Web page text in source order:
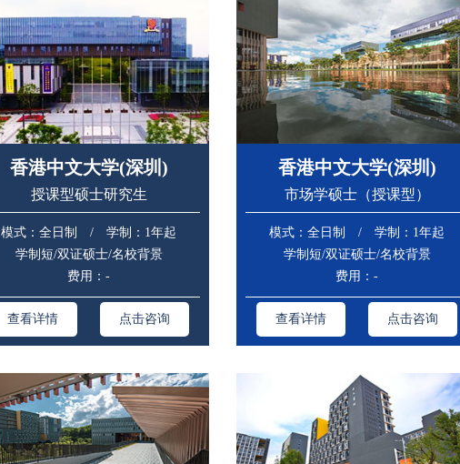
香港中文大学(深圳)
授课型硕士研究生
模式：全日制 / 学制：1年起
学制短/双证硕士/名校背景
费用：-
查看详情 点击咨询
香港中文大学(深圳)
市场学硕士（授课型）
模式：全日制 / 学制：1年起
学制短/双证硕士/名校背景
费用：-
查看详情 点击咨询